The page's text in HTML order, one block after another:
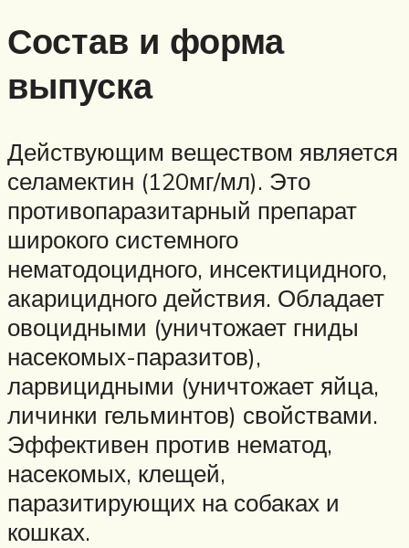
Состав и форма
выпуска
Действующим веществом является
селамектин (120мг/мл). Это
противопаразитарный препарат
широкого системного
нематодоцидного, инсектицидного,
акарицидного действия. Обладает
овоцидными (уничтожает гниды
насекомых-паразитов),
ларвицидными (уничтожает яйца,
личинки гельминтов) свойствами.
Эффективен против нематод,
насекомых, клещей,
паразитирующих на собаках и
кошках.